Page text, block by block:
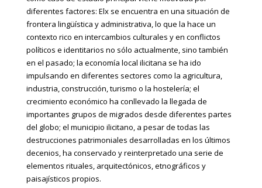
diferentes factores: Elx se encuentra en una situación de
frontera lingüística y administrativa, lo que la hace un
contexto rico en intercambios culturales y en conflictos
políticos e identitarios no sólo actualmente, sino también
en el pasado; la economía local ilicitana se ha ido
impulsando en diferentes sectores como la agricultura,
industria, construcción, turismo o la hostelería; el
crecimiento económico ha conllevado la llegada de
importantes grupos de migrados desde diferentes partes
del globo; el municipio ilicitano, a pesar de todas las
destrucciones patrimoniales desarrolladas en los últimos
decenios, ha conservado y reinterpretado una serie de
elementos rituales, arquitectónicos, etnográficos y
paisajísticos propios.